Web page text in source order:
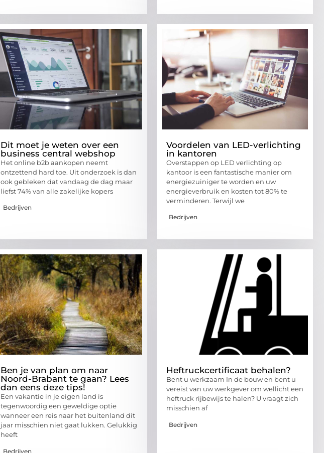
Dit moet je weten over een
business central webshop
Het online b2b aankopen neemt
ontzettend hard toe. Uit onderzoek is dan
ook gebleken dat vandaag de dag maar
liefst 74% van alle zakelijke kopers
Bedrijven
Voordelen van LED-verlichting
in kantoren
Overstappen op LED verlichting op
kantoor is een fantastische manier om
energiezuiniger te worden en uw
energieverbruik en kosten tot 80% te
verminderen. Terwijl we
Bedrijven
Ben je van plan om naar
Noord-Brabant te gaan? Lees
dan eens deze tips!
Een vakantie in je eigen land is
tegenwoordig een geweldige optie
wanneer een reis naar het buitenland dit
jaar misschien niet gaat lukken. Gelukkig
heeft
Bedrijven
Heftruckcertificaat behalen?
Bent u werkzaam In de bouw en bent u
vereist van uw werkgever om wellicht een
heftruck rijbewijs te halen? U vraagt zich
misschien af
Bedrijven